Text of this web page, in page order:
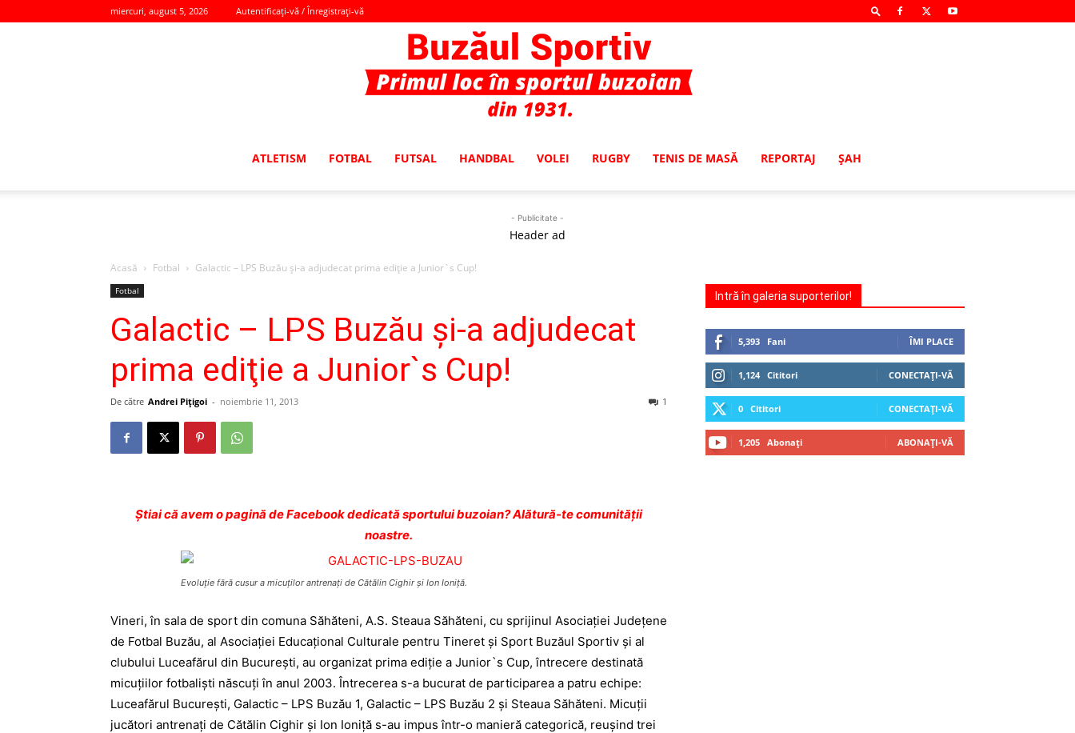
miercuri, august 5, 2026 Autentificați-vă / Înregistrați-vă
ATLETISM FOTBAL FUTSAL HANDBAL VOLEI RUGBY TENIS DE MASĂ REPORTAJ ŞAH
- Publicitate -
Header ad
Acasă Fotbal Galactic – LPS Buzău şi-a adjudecat prima ediţie a Junior`s Cup!
Fotbal
Galactic – LPS Buzău şi-a adjudecat
prima ediţie a Junior`s Cup!
De către Andrei Pițigoi - noiembrie 11, 2013 1
Ştiai că avem o pagină de Facebook dedicată sportului buzoian? Alătură-te comunității
noastre.
Evoluţie fără cusur a micuţilor antrenaţi de Cătălin Cighir şi Ion Ioniţă.
Vineri, în sala de sport din comuna Săhăteni, A.S. Steaua Săhăteni, cu sprijinul Asociaţiei Judeţene
de Fotbal Buzău, al Asociaţiei Educaţional Culturale pentru Tineret şi Sport Buzăul Sportiv şi al
clubului Luceafărul din Bucureşti, au organizat prima ediţie a Junior`s Cup, întrecere destinată
micuţiilor fotbalişti născuţi în anul 2003. Întrecerea s-a bucurat de participarea a patru echipe:
Luceafărul Bucureşti, Galactic – LPS Buzău 1, Galactic – LPS Buzău 2 şi Steaua Săhăteni. Micuţii
jucători antrenaţi de Cătălin Cighir şi Ion Ioniţă s-au impus într-o manieră categorică, reuşind trei
Intră în galeria suporterilor!
5,393 Fani ÎMI PLACE
1,124 Cititori CONECTAȚI-VĂ
0 Cititori CONECTAȚI-VĂ
1,205 Abonați ABONAȚI-VĂ